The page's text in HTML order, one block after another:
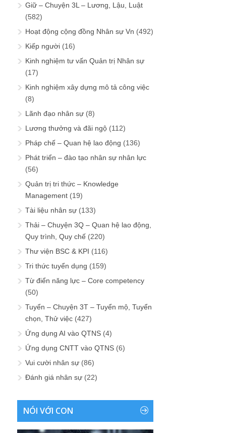
Giữ – Chuyện 3L – Lương, Lậu, Luật
(582)
Hoạt động cộng đồng Nhân sự Vn (492)
Kiếp người (16)
Kinh nghiệm tư vấn Quản trị Nhân sự
(17)
Kinh nghiệm xây dựng mô tả công việc
(8)
Lãnh đạo nhân sự (8)
Lương thưởng và đãi ngộ (112)
Pháp chế – Quan hệ lao động (136)
Phát triển – đào tạo nhân sự nhân lực
(56)
Quản trị tri thức – Knowledge
Management (19)
Tài liệu nhân sự (133)
Thải – Chuyện 3Q – Quan hệ lao động,
Quy trình, Quy chế (220)
Thư viện BSC & KPI (116)
Tri thức tuyển dụng (159)
Từ điển năng lực – Core competency
(50)
Tuyển – Chuyện 3T – Tuyển mộ, Tuyển
chọn, Thử việc (427)
Ứng dụng AI vào QTNS (4)
Ứng dụng CNTT vào QTNS (6)
Vui cười nhân sự (86)
Đánh giá nhân sự (22)
NÓI VỚI CON